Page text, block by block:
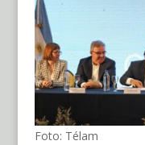
Foto: Télam